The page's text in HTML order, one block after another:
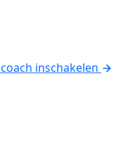
inschakelen